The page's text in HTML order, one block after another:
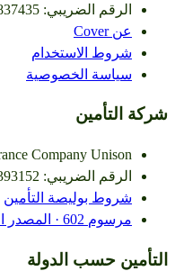
الرقم الضريبي:
عن Cover
شروط الاستخدام
سياسة الخصوصية
شركة التأمين
Company Unison
الرقم الضريبي:
شروط بوليصة التأمين
مرسوم
المصدر
التأمين حسب الدولة